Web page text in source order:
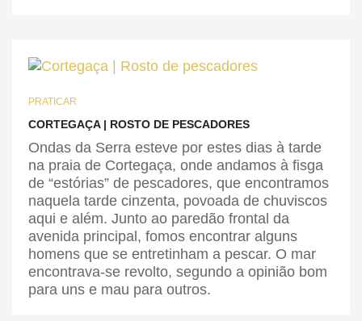
PRATICAR
CORTEGAÇA | ROSTO DE PESCADORES
Ondas da Serra esteve por estes dias à tarde
na praia de Cortegaça, onde andamos à fisga
de “estórias” de pescadores, que encontramos
naquela tarde cinzenta, povoada de chuviscos
aqui e além. Junto ao paredão frontal da
avenida principal, fomos encontrar alguns
homens que se entretinham a pescar. O mar
encontrava-se revolto, segundo a opinião bom
para uns e mau para outros.